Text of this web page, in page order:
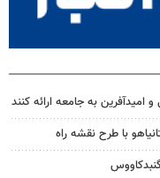
امیدآفرین به جامعه ارائه کنند
با طرح نقشه راه